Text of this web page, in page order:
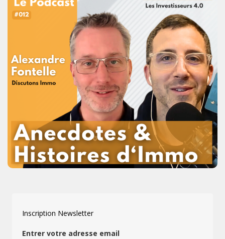
Inscription Newsletter
Entrer votre adresse email